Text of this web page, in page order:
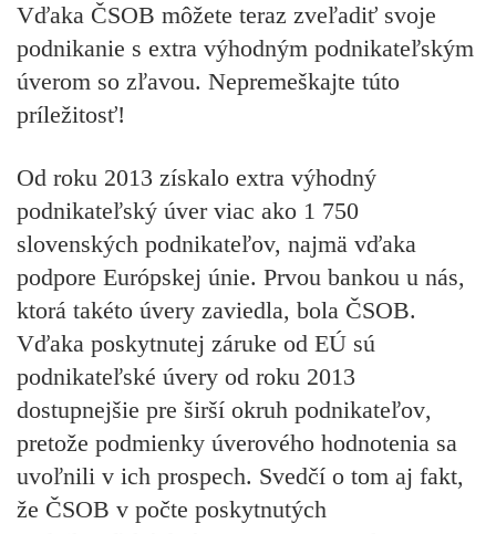
Vďaka ČSOB môžete teraz zveľadiť svoje
podnikanie s extra výhodným podnikateľským
úverom so zľavou. Nepremeškajte túto
príležitosť!
Od roku 2013 získalo extra výhodný
podnikateľský úver viac ako 1 750
slovenských podnikateľov, najmä vďaka
podpore Európskej únie. Prvou bankou u nás,
ktorá takéto úvery zaviedla, bola ČSOB.
Vďaka poskytnutej záruke od EÚ sú
podnikateľské úvery od roku 2013
dostupnejšie pre širší okruh podnikateľov,
pretože podmienky úverového hodnotenia sa
uvoľnili v ich prospech. Svedčí o tom aj fakt,
že ČSOB v počte poskytnutých